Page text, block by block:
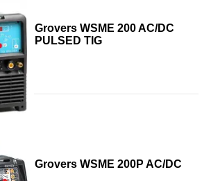
Grovers WSME 200 AC/DC
PULSED TIG
Grovers WSME 200P AC/DC